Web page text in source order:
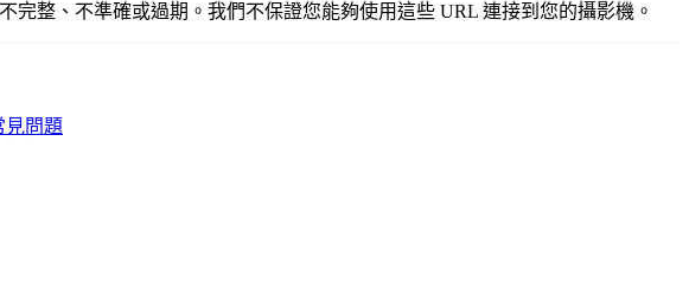
完整、不準確或過期。我們不保證您能夠使用這些 URL 連接到您的攝影機。
見問題